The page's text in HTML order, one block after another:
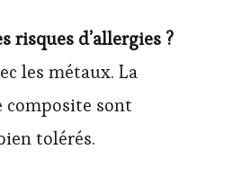
risques d’allergies ?
les métaux. La
composite sont
tolérés.